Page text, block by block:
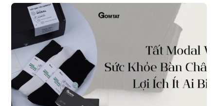
modal cao cấp – những điều có thể bạn chưa từng để ý
nhưng lại ảnh hưởng rất nhiều đến trải nghiệm hằng
ngày.Chất liệu sợi modalĐiểm